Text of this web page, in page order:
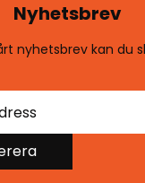
Nyhetsbrev
nyhetsbrev kan du